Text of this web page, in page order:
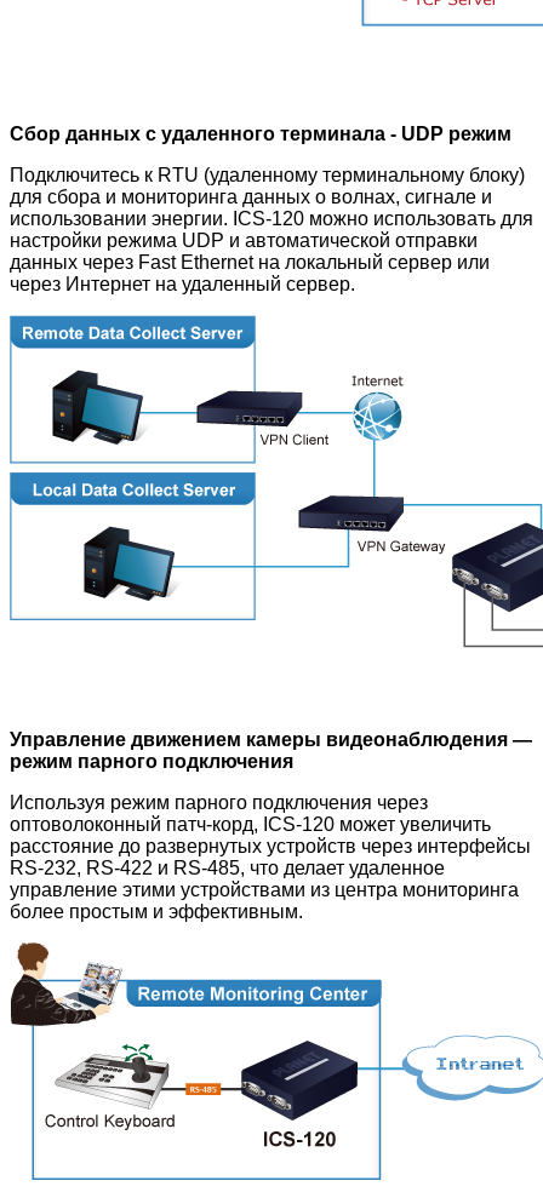
Сбор данных с удаленного терминала - UDP режим
Подключитесь к RTU (удаленному терминальному блоку)
для сбора и мониторинга данных о волнах, сигнале и
использовании энергии. ICS-120 можно использовать для
настройки режима UDP и автоматической отправки
данных через Fast Ethernet на локальный сервер или
через Интернет на удаленный сервер.
Управление движением камеры видеонаблюдения —
режим парного подключения
Используя режим парного подключения через
оптоволоконный патч-корд, ICS-120 может увеличить
расстояние до развернутых устройств через интерфейсы
RS-232, RS-422 и RS-485, что делает удаленное
управление этими устройствами из центра мониторинга
более простым и эффективным.